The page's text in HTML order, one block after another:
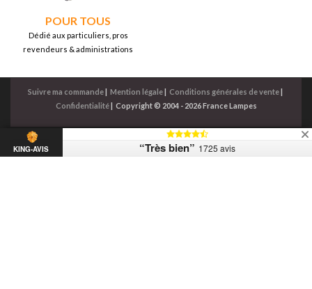
POUR TOUS
Dédié aux particuliers, pros
revendeurs & administrations
Suivre ma commande| Mention légale| Conditions générales de vente|
Confidentialité| Copyright © 2004 - 2026 France Lampes
KING-AVIS “Très bien” 1725 avis